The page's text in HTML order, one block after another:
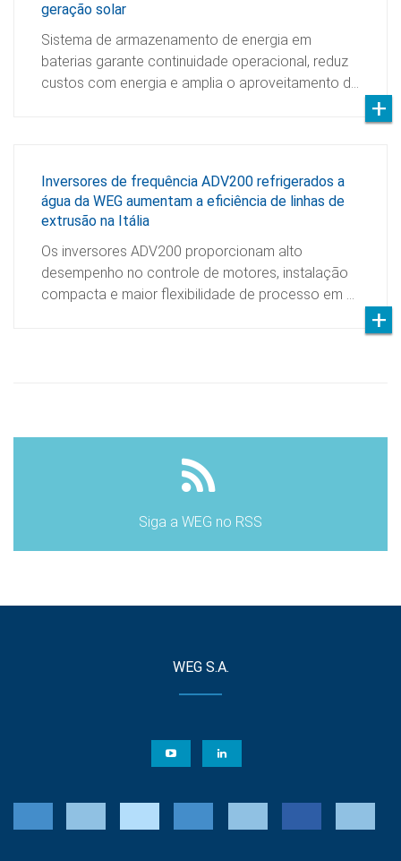
geração solar
Sistema de armazenamento de energia em
baterias garante continuidade operacional, reduz
custos com energia e amplia o aproveitamento d…
Inversores de frequência ADV200 refrigerados a
água da WEG aumentam a eficiência de linhas de
extrusão na Itália
Os inversores ADV200 proporcionam alto
desempenho no controle de motores, instalação
compacta e maior flexibilidade de processo em …
Siga a WEG no RSS
WEG S.A.